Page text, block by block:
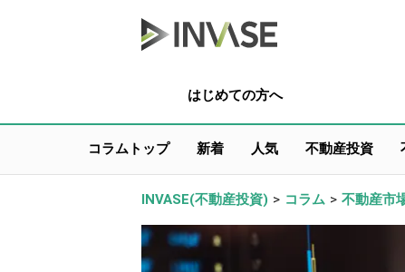
はじめての方へ
コラムトップ 新着 人気 不動産投資
INVASE(不動産投資) > コラム > 不動産市